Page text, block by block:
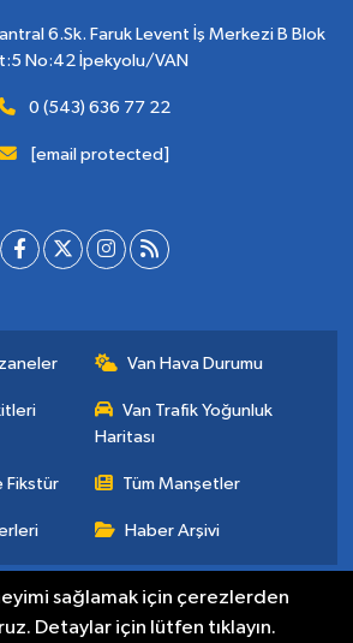
6.Sk. Faruk Levent İş Merkezi B Blok
No:42 İpekyolu/VAN
0 (543) 636 77 22
[email protected]
Van Hava Durumu
Van Trafik Yoğunluk
Haritası
Fikstür Tüm Manşetler
Haber Arşivi
sağlamak için çerezlerden
Detaylar için lütfen tıklayın.